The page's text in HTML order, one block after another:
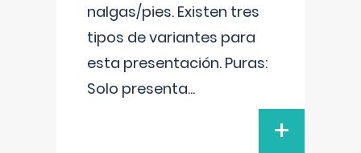
nalgas/pies. Existen tres
tipos de variantes para
esta presentación. Puras:
Solo presenta...
+